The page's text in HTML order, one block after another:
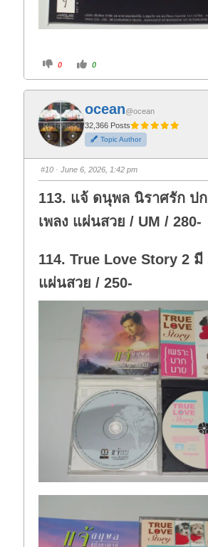
C
i
k
f
o
r
t
h
u
m
d
o
n
.
0
C
i
k
o
r
t
h
u
m
u
p
0
ocean@ocean
32,366 Posts
Topic Author
#10 · June 6, 2026, 1:42 pm
113. แจ้ ดนุพล นิราศรัก ป
เพลง แผ่นสวย / UM / 280-
114. True Love Story 2 มี
แผ่นสวย / 250-